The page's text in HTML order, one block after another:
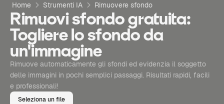
Home Strumenti IA Rimuovere sfondo
Rimuovi sfondo gratuita:
Togliere lo sfondo da
un'immagine
Rimuove automaticamente gli sfondi ed evidenzia il soggetto
delle immagini in pochi semplici passaggi. Risultati rapidi, facili
e professionali!
Seleziona un file